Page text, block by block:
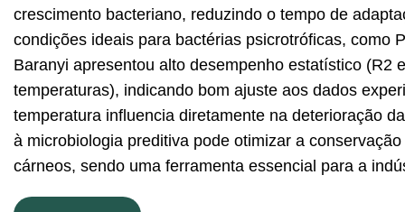
crescimento bacteriano, reduzindo o tempo de
condições ideais para bactérias psicrotróficas, como
Baranyi apresentou alto desempenho estatístico (R2
temperaturas), indicando bom ajuste aos dados
temperatura influencia diretamente na deterioração
à microbiologia preditiva pode otimizar a
cárneos, sendo uma ferramenta essencial para a